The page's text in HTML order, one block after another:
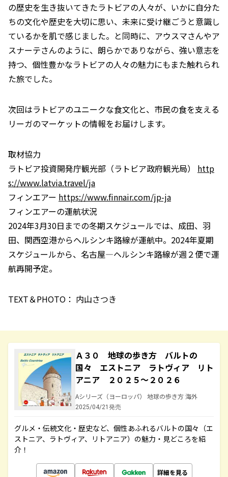
の歴史を生き抜いてきたラトビアの人々が、いかに自分た
ちの文化や歴史を大切に思い、未来に受け継ごうと意識し
ているかを肌で感じました。と同時に、アウスマさんやア
スナーテさんのように、朗らかでありながら、強い意志を
持つ、個性豊かなラトビアの人々の魅力にもまた触れられ
た旅でした。
次回はラトビアのユニークな食文化と、市民の食を支える
リーガのマーケットの情報をお届けします。
取材協力
ラトビア投資開発庁観光部（ラトビア政府観光局） http
s://www.latvia.travel/ja
フィンエアー https://www.finnair.com/jp-ja
フィンエアーの運航状況
2024年3月30日までの冬期スケジュールでは、成田、羽
田、関西空港からヘルシンキ路線が運航中。2024年夏期
スケジュールから、名古屋―ヘルシンキ路線が週２便で運
航再開予定。
TEXT＆PHOTO： 内山さつき
Ａ３０ 地球の歩き方 バルトの
国々 エストニア ラトヴィア リト
アニア ２０２５～２０２６
Aシリーズ（ヨーロッパ） 地球の歩き方 海外
2025/04/21発売
グルメ・伝統文化・歴史など、個性あふれるバルトの国々（エ
ストニア、ラトヴィア、リトアニア）の魅力・見どころを紹
介！
詳細を見る